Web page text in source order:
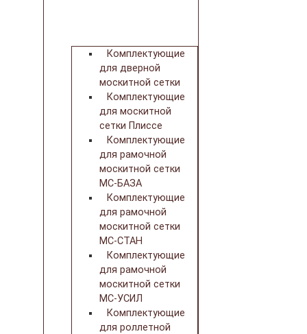
Комплектующие
для дверной
москитной сетки
Комплектующие
для москитной
сетки Плиссе
Комплектующие
для рамочной
москитной сетки
МС-БАЗА
Комплектующие
для рамочной
москитной сетки
МС-СТАН
Комплектующие
для рамочной
москитной сетки
МС-УСИЛ
Комплектующие
для роллетной